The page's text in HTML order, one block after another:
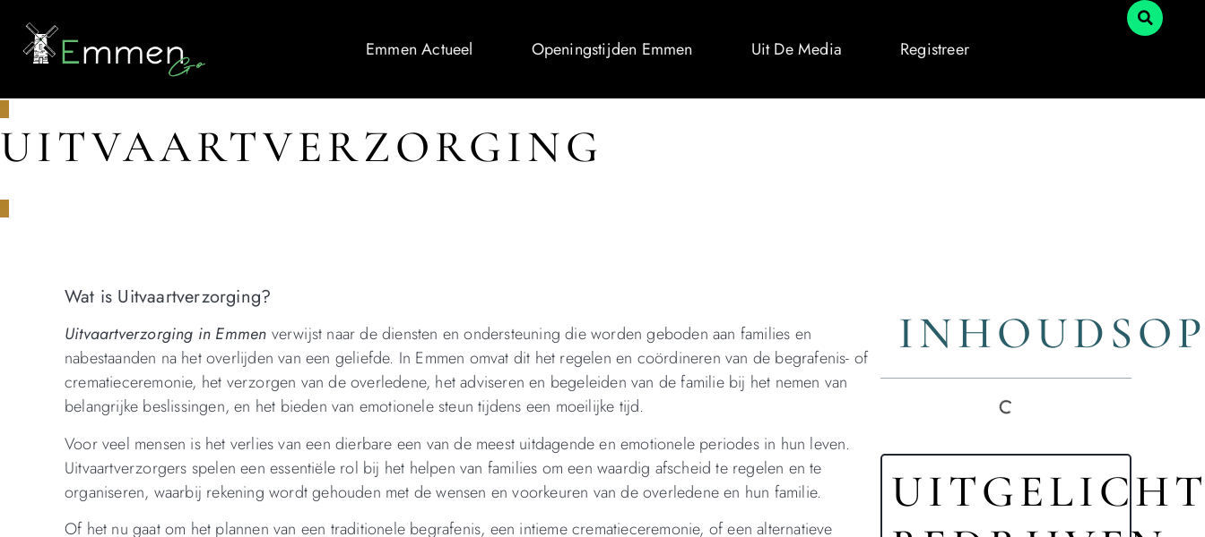
Emmen Actueel Openingstijden Emmen Uit De Media Registreer
UITVAARTVERZORGING
Wat is Uitvaartverzorging?
Uitvaartverzorging in Emmen verwijst naar de diensten en ondersteuning die worden geboden aan families en
nabestaanden na het overlijden van een geliefde. In Emmen omvat dit het regelen en coördineren van de begrafenis- of
crematieceremonie, het verzorgen van de overledene, het adviseren en begeleiden van de familie bij het nemen van
belangrijke beslissingen, en het bieden van emotionele steun tijdens een moeilijke tijd.
Voor veel mensen is het verlies van een dierbare een van de meest uitdagende en emotionele periodes in hun leven.
Uitvaartverzorgers spelen een essentiële rol bij het helpen van families om een waardig afscheid te regelen en te
organiseren, waarbij rekening wordt gehouden met de wensen en voorkeuren van de overledene en hun familie.
Of het nu gaat om het plannen van een traditionele begrafenis, een intieme crematieceremonie, of een alternatieve